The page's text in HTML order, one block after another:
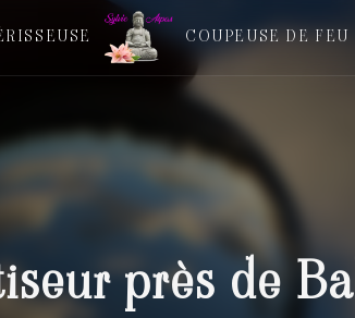
COUPEUSE DE FEU
près de